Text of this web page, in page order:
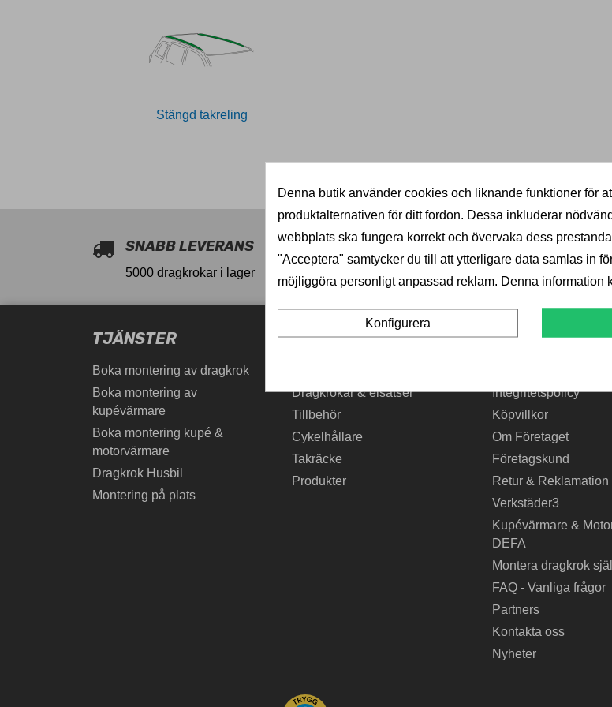
Stängd takreling
SNABB LEVERANS
5000 dragkrokar i lager
KVALITET
TJÄNSTER
Boka montering av dragkrok
Boka montering av
kupévärmare
Boka montering kupé &
motorvärmare
Dragkrok Husbil
Montering på plats
PRODUKTER
Dragkrokar & elsatser
Tillbehör
Cykelhållare
Takräcke
Produkter
INFORMATION
Integritetspolicy
Köpvillkor
Om Företaget
Företagskund
Retur & Reklamation
Verkstäder3
Kupévärmare &
DEFA
Montera dragkrok
FAQ - Vanliga frågor
Partners
Kontakta oss
Nyheter
Denna butik använder cookies och liknande funktioner för
produktalternativen för ditt fordon. Dessa inkluderar
webbplats ska fungera korrekt och övervaka dess
"Acceptera" samtycker du till att ytterligare data samlas in
möjliggöra personligt anpassad reklam. Denna information
Konfigurera